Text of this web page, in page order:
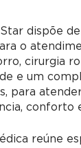
dispõe
o
cirurgia
e um
para
conforto
reúne